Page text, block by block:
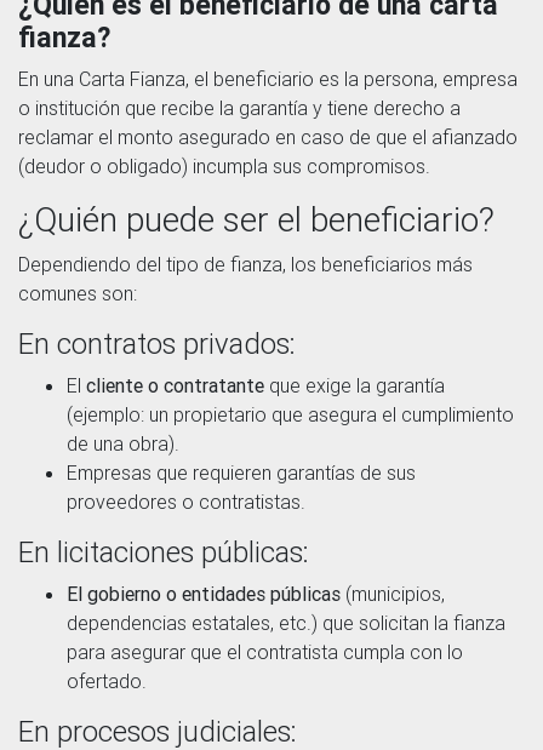
fianza?
En una Carta Fianza, el beneficiario es la persona, empresa
o institución que recibe la garantía y tiene derecho a
reclamar el monto asegurado en caso de que el afianzado
(deudor o obligado) incumpla sus compromisos.
¿Quién puede ser el beneficiario?
Dependiendo del tipo de fianza, los beneficiarios más
comunes son:
En contratos privados:
El cliente o contratante que exige la garantía
(ejemplo: un propietario que asegura el cumplimiento
de una obra).
Empresas que requieren garantías de sus
proveedores o contratistas.
En licitaciones públicas:
El gobierno o entidades públicas (municipios,
dependencias estatales, etc.) que solicitan la fianza
para asegurar que el contratista cumpla con lo
ofertado.
En procesos judiciales: